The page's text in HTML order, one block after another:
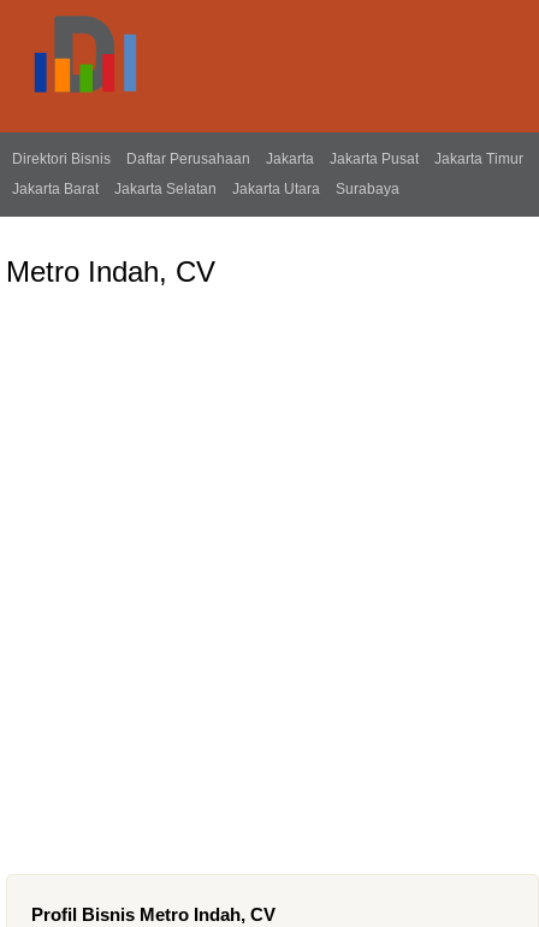
Direktori Bisnis Daftar Perusahaan Jakarta Jakarta Pusat
Jakarta Timur
Jakarta Barat
Jakarta Selatan Jakarta Utara Surabaya
Metro Indah, CV
Profil Bisnis Metro Indah, CV